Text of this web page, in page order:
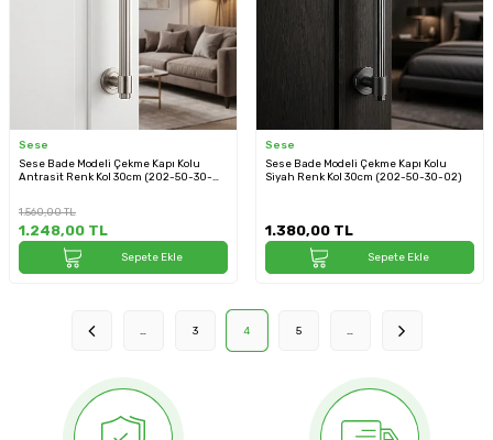
Sese
Sese Bade Modeli Çekme Kapı Kolu
Antrasit Renk Kol 30cm (202-50-30-
1.560,00TL
1.248,00 TL
Sepete Ekle
Sese
Sese Bade Modeli Çekme Kapı Kolu
Siyah Renk Kol 30cm (202-50-30-02)
1.380,00 TL
Sepete Ekle
3 4 5